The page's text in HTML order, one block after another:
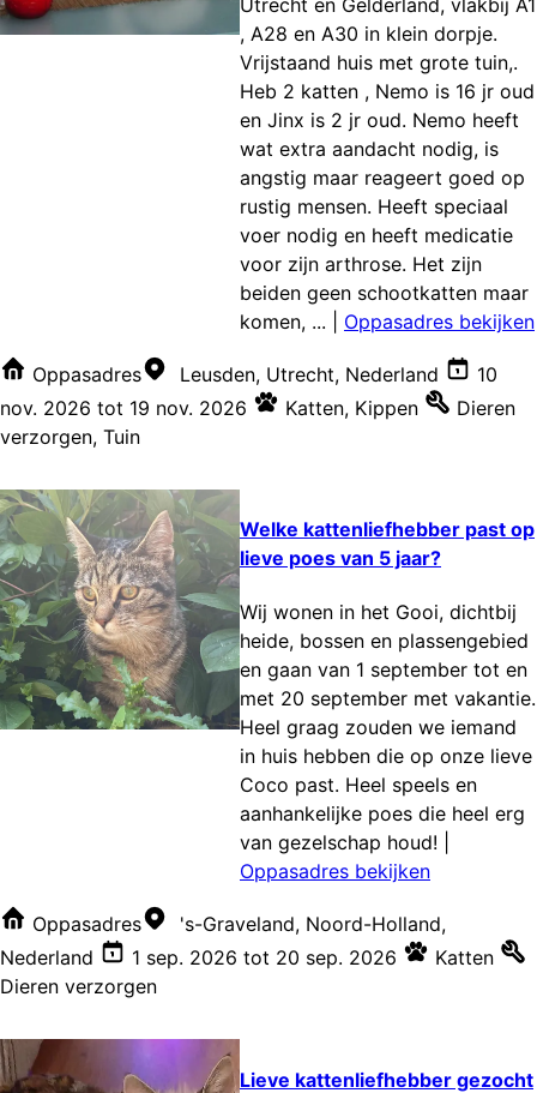
, A28 en A30 in klein dorpje.
Vrijstaand huis met grote tuin,.
Heb 2 katten , Nemo is 16 jr oud
en Jinx is 2 jr oud. Nemo heeft
wat extra aandacht nodig, is
angstig maar reageert goed op
rustig mensen. Heeft speciaal
voer nodig en heeft medicatie
voor zijn arthrose. Het zijn
beiden geen schootkatten maar
komen, ...
Oppasadres bekijken
Oppasadres Leusden, Utrecht, Nederland
10
nov. 2026 tot 19 nov. 2026 Katten, Kippen
Dieren
verzorgen, Tuin
Welke kattenliefhebber past op
lieve poes van 5 jaar?
Wij wonen in het Gooi, dichtbij
heide, bossen en plassengebied
en gaan van 1 september tot en
met 20 september met vakantie.
Heel graag zouden we iemand
in huis hebben die op onze lieve
Coco past. Heel speels en
aanhankelijke poes die heel erg
van gezelschap houd!
Oppasadres bekijken
Oppasadres
's-Graveland, Noord-Holland,
Nederland
1 sep. 2026 tot 20 sep. 2026
Katten
Dieren verzorgen
Lieve kattenliefhebber gezocht